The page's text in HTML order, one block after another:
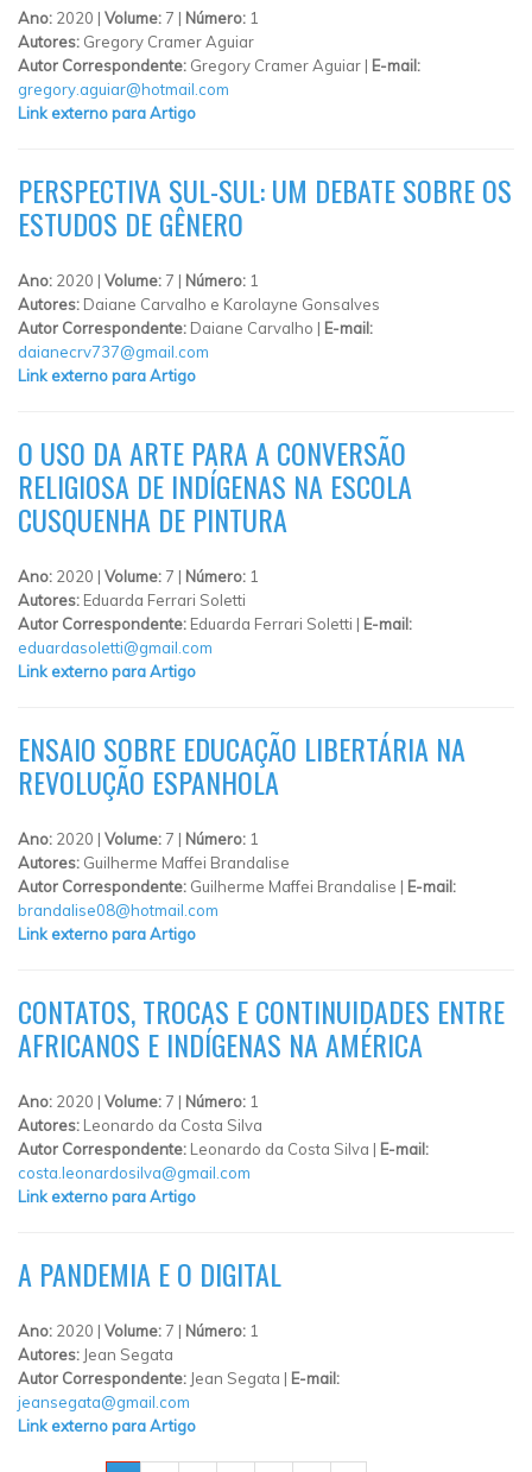
Ano: 2020 | Volume: 7 | Número: 1
Autores: Gregory Cramer Aguiar
Autor Correspondente: Gregory Cramer Aguiar | E-mail:
gregory.aguiar@hotmail.com
Link externo para Artigo
PERSPECTIVA SUL-SUL: UM DEBATE SOBRE OS
ESTUDOS DE GÊNERO
Ano: 2020 | Volume: 7 | Número: 1
Autores: Daiane Carvalho e Karolayne Gonsalves
Autor Correspondente: Daiane Carvalho | E-mail:
daianecrv737@gmail.com
Link externo para Artigo
O USO DA ARTE PARA A CONVERSÃO
RELIGIOSA DE INDÍGENAS NA ESCOLA
CUSQUENHA DE PINTURA
Ano: 2020 | Volume: 7 | Número: 1
Autores: Eduarda Ferrari Soletti
Autor Correspondente: Eduarda Ferrari Soletti | E-mail:
eduardasoletti@gmail.com
Link externo para Artigo
ENSAIO SOBRE EDUCAÇÃO LIBERTÁRIA NA
REVOLUÇÃO ESPANHOLA
Ano: 2020 | Volume: 7 | Número: 1
Autores: Guilherme Maffei Brandalise
Autor Correspondente: Guilherme Maffei Brandalise | E-mail:
brandalise08@hotmail.com
Link externo para Artigo
CONTATOS, TROCAS E CONTINUIDADES ENTRE
AFRICANOS E INDÍGENAS NA AMÉRICA
Ano: 2020 | Volume: 7 | Número: 1
Autores: Leonardo da Costa Silva
Autor Correspondente: Leonardo da Costa Silva | E-mail:
costa.leonardosilva@gmail.com
Link externo para Artigo
A PANDEMIA E O DIGITAL
Ano: 2020 | Volume: 7 | Número: 1
Autores: Jean Segata
Autor Correspondente: Jean Segata | E-mail:
jeansegata@gmail.com
Link externo para Artigo
PÁGINAS